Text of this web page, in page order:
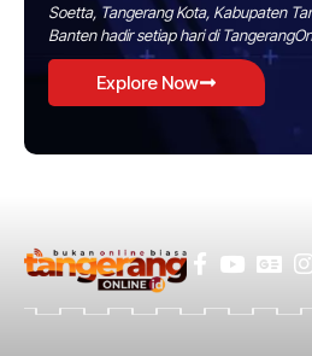
Soetta, Tangerang Kota, Kabupaten
Banten hadir setiap hari di
Explore Now